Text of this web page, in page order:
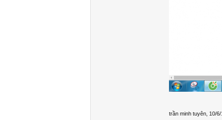
trần minh tuyên 10/